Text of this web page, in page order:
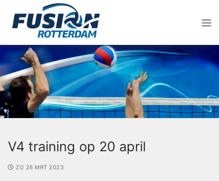
V4 training op 20 april
ZO 26 MRT 2023